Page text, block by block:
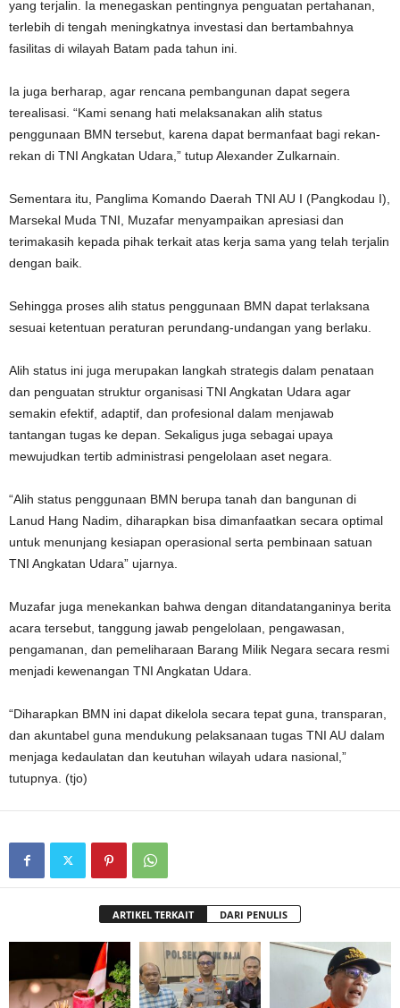
yang terjalin. Ia menegaskan pentingnya penguatan pertahanan,
terlebih di tengah meningkatnya investasi dan bertambahnya
fasilitas di wilayah Batam pada tahun ini.
Ia juga berharap, agar rencana pembangunan dapat segera
terealisasi. “Kami senang hati melaksanakan alih status
penggunaan BMN tersebut, karena dapat bermanfaat bagi rekan-
rekan di TNI Angkatan Udara,” tutup Alexander Zulkarnain.
Sementara itu, Panglima Komando Daerah TNI AU I (Pangkodau I),
Marsekal Muda TNI, Muzafar menyampaikan apresiasi dan
terimakasih kepada pihak terkait atas kerja sama yang telah terjalin
dengan baik.
Sehingga proses alih status penggunaan BMN dapat terlaksana
sesuai ketentuan peraturan perundang-undangan yang berlaku.
Alih status ini juga merupakan langkah strategis dalam penataan
dan penguatan struktur organisasi TNI Angkatan Udara agar
semakin efektif, adaptif, dan profesional dalam menjawab
tantangan tugas ke depan. Sekaligus juga sebagai upaya
mewujudkan tertib administrasi pengelolaan aset negara.
“Alih status penggunaan BMN berupa tanah dan bangunan di
Lanud Hang Nadim, diharapkan bisa dimanfaatkan secara optimal
untuk menunjang kesiapan operasional serta pembinaan satuan
TNI Angkatan Udara” ujarnya.
Muzafar juga menekankan bahwa dengan ditandatanganinya berita
acara tersebut, tanggung jawab pengelolaan, pengawasan,
pengamanan, dan pemeliharaan Barang Milik Negara secara resmi
menjadi kewenangan TNI Angkatan Udara.
“Diharapkan BMN ini dapat dikelola secara tepat guna, transparan,
dan akuntabel guna mendukung pelaksanaan tugas TNI AU dalam
menjaga kedaulatan dan keutuhan wilayah udara nasional,”
tutupnya. (tjo)
ARTIKEL TERKAIT DARI PENULIS